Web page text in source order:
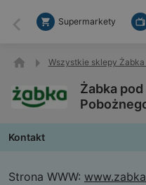
Wstecz
Supermarkety
Wszystkie sklepy
Żabka
Kontakt
Strona WWW: